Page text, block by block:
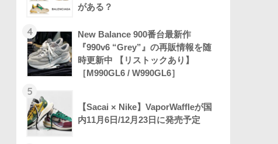
がある？
4
New Balance 900番台最新作
『990v6 “Grey”』の再販情報を随
時更新中 【リストックあり】
［M990GL6 / W990GL6］
5
【Sacai × Nike】VaporWaffleが国
内11月6日/12月23日に発売予定